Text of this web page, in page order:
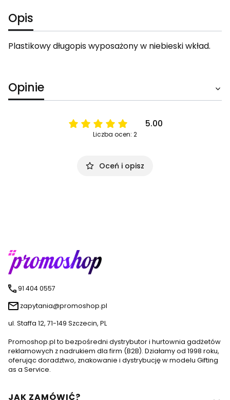
Opis
Plastikowy długopis wyposażony w niebieski wkład.
Opinie
5.00
Liczba ocen: 2
Oceń i opisz
91 404 0557
zapytania@promoshop.pl
ul. Staffa 12, 71-149 Szczecin, PL
Promoshop.pl to bezpośredni dystrybutor i hurtownia gadżetów
reklamowych z nadrukiem dla firm (B2B). Działamy od 1998 roku,
oferując doradztwo, znakowanie i dystrybucję w modelu Gifting
as a Service.
Linki w stopce
JAK ZAMÓWIĆ?